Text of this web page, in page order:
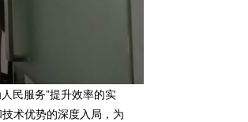
民服务”提升效率的实
术优势的深度入局，为